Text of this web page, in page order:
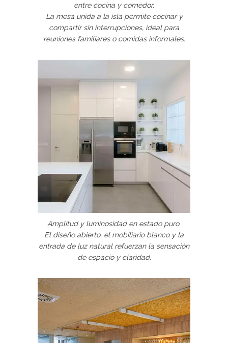
entre cocina y comedor.
La mesa unida a la isla permite cocinar y
compartir sin interrupciones, ideal para
reuniones familiares o comidas informales.
Amplitud y luminosidad en estado puro.
El diseño abierto, el mobiliario blanco y la
entrada de luz natural refuerzan la sensación
de espacio y claridad.